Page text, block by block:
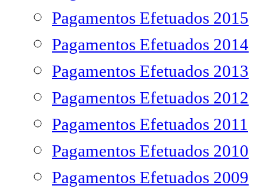
Pagamentos Efetuados 2015
Pagamentos Efetuados 2014
Pagamentos Efetuados 2013
Pagamentos Efetuados 2012
Pagamentos Efetuados 2011
Pagamentos Efetuados 2010
Pagamentos Efetuados 2009